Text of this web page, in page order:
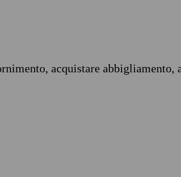
acquistare abbigliamento,